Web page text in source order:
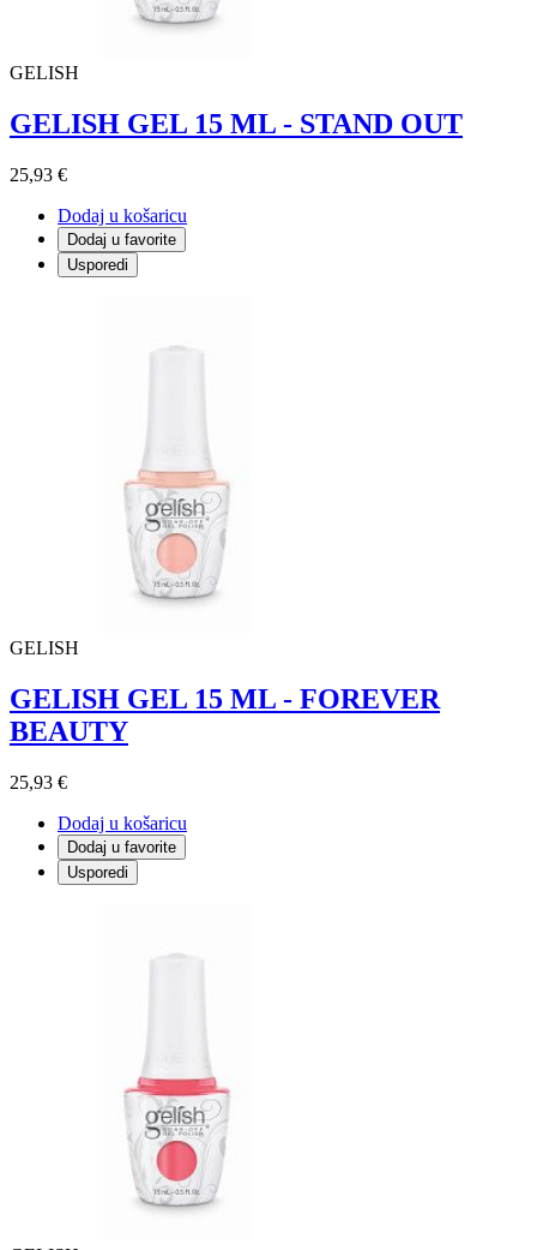
GELISH
GELISH GEL 15 ML - STAND OUT
25,93 €
Dodaj u košaricu
Dodaj u favorite
Usporedi
GELISH
GELISH GEL 15 ML - FOREVER
BEAUTY
25,93 €
Dodaj u košaricu
Dodaj u favorite
Usporedi